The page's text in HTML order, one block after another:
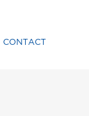
CONTACT